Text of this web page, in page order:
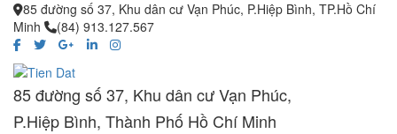
85 đường số 37, Khu dân cư Vạn Phúc, P.Hiệp Bình, TP.Hồ Chí
Minh
(84) 913.127.567
85 đường số 37, Khu dân cư Vạn Phúc,
P.Hiệp Bình, Thành Phố Hồ Chí Minh